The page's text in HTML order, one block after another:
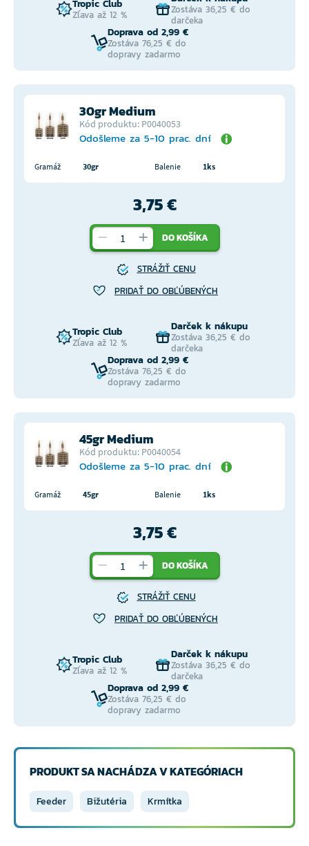
Tropic Club
Zľava až 12 %
Zostáva 36,25 € do
darčeka
Doprava od 2,99 €
Zostáva 76,25 € do
dopravy zadarmo
30gr Medium
Kód produktu: P0040053
Odošleme za 5-10 prac. dní
Gramáž 30gr Balenie 1ks
3,75 €
DO KOŠÍKA
STRÁŽIŤ CENU
PRIDAŤ DO OBĽÚBENÝCH
Tropic Club
Zľava až 12 %
Darček k nákupu
Zostáva 36,25 € do
darčeka
Doprava od 2,99 €
Zostáva 76,25 € do
dopravy zadarmo
45gr Medium
Kód produktu: P0040054
Odošleme za 5-10 prac. dní
Gramáž 45gr Balenie 1ks
3,75 €
DO KOŠÍKA
STRÁŽIŤ CENU
PRIDAŤ DO OBĽÚBENÝCH
Tropic Club
Zľava až 12 %
Darček k nákupu
Zostáva 36,25 € do
darčeka
Doprava od 2,99 €
Zostáva 76,25 € do
dopravy zadarmo
PRODUKT SA NACHÁDZA V KATEGÓRIACH
Feeder Bižutéria Krmítka